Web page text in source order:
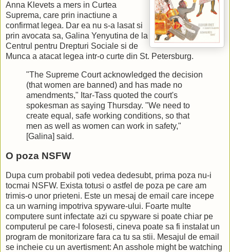
Anna Klevets a mers in Curtea
Suprema, care prin inactiune a
confirmat legea. Dar ea nu s-a lasat si
prin avocata sa, Galina Yenyutina de la
Centrul pentru Drepturi Sociale si de
Munca a atacat legea intr-o curte din St. Petersburg.
"The Supreme Court acknowledged the decision
(that women are banned) and has made no
amendments," Itar-Tass quoted the court's
spokesman as saying Thursday. "We need to
create equal, safe working conditions, so that
men as well as women can work in safety,"
[Galina] said.
O poza NSFW
Dupa cum probabil poti vedea dedesubt, prima poza nu-i
tocmai NSFW. Exista totusi o astfel de poza pe care am
trimis-o unor prieteni. Este un mesaj de email care incepe
ca un warning impotriva spyware-ului. Foarte multe
computere sunt infectate azi cu spyware si poate chiar pe
computerul pe care-l folosesti, cineva poate sa fi instalat un
program de monitorizare fara ca tu sa stii. Mesajul de email
se incheie cu un avertisment: An asshole might be watching